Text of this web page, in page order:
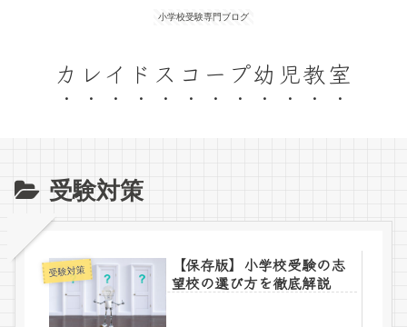
小学校受験専門ブログ
カレイドスコープ幼児教室
受験対策
受験対策
【保存版】小学校受験の志
望校の選び方を徹底解説